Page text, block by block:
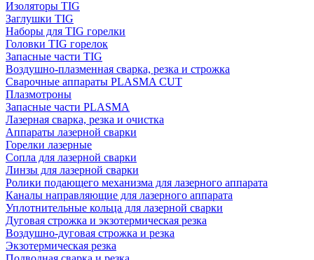
Изоляторы TIG
Заглушки TIG
Наборы для TIG горелки
Головки TIG горелок
Запасные части TIG
Воздушно-плазменная сварка, резка и строжка
Сварочные аппараты PLASMA CUT
Плазмотроны
Запасные части PLASMA
Лазерная сварка, резка и очистка
Аппараты лазерной сварки
Горелки лазерные
Сопла для лазерной сварки
Линзы для лазерной сварки
Ролики подающего механизма для лазерного аппарата
Каналы направляющие для лазерного аппарата
Уплотнительные кольца для лазерной сварки
Дуговая строжка и экзотермическая резка
Воздушно-дуговая строжка и резка
Экзотермическая резка